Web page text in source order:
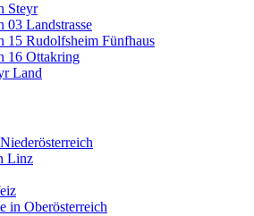
Steyr
03 Landstrasse
15 Rudolfsheim Fünfhaus
16 Ottakring
Land
Linz
in Oberösterreich